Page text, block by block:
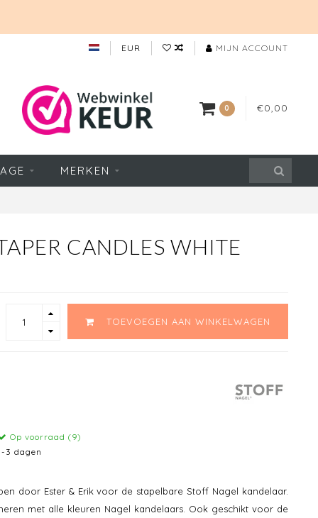
EUR MIJN ACCOUNT
0 €0,00
MERKEN
CANDLES WHITE
TOEVOEGEN AAN WINKELWAGEN
Op voorraad (9)
3 dagen
door Ester & Erik voor de stapelbare Stoff Nagel kandelaar.
met alle kleuren Nagel kandelaars. Ook geschikt voor de